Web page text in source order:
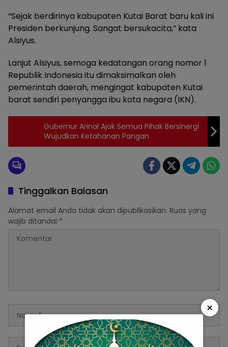
“Sejak berdirinya kabupaten Kutai Barat baru kali ini
Presiden berkunjung. Sangat bersukacita,” kata
Alsiyus.
Lanjut Alsiyus, semoga kedatangan orang nomor 1
Republik Indonesia itu dimaksimalkan oleh
pemerintah daerah, mengingat kabupaten Kutai
barat sendiri penyangga ibu kota negara (IKN).
Gubernur Arinal Ajak Semua Pihak Bersinergi
Wujudkan Ketahanan Pangan
Tinggalkan Balasan
Alamat email Anda tidak akan dipublikasikan. Ruas yang
wajib ditandai *
×